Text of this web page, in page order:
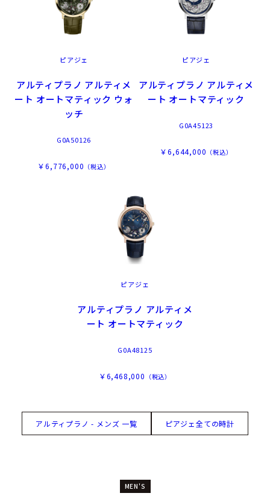
ピアジェ
アルティプラノ アルティメ
ート オートマティック ウォ
ッチ
G0A50126
￥6,776,000 （税込）
ピアジェ
アルティプラノ アルティメ
ート オートマティック
G0A45123
￥6,644,000 （税込）
ピアジェ
アルティプラノ アルティメ
ート オートマティック
G0A48125
￥6,468,000 （税込）
アルティプラノ - メンズ 一覧 ピアジェ全ての時計
MEN'S